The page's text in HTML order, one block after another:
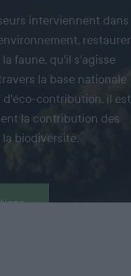
interviennent dans
restaurer
faune, qu'il s'agisse
la base nationale
d'éco-contribution, il est
la contribution des
biodiversité.